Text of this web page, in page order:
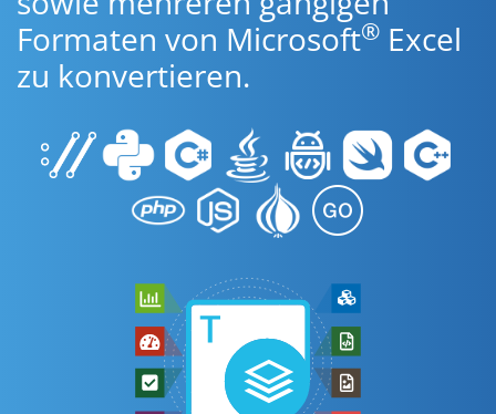
Formaten von Microsoft® Excel
zu konvertieren.